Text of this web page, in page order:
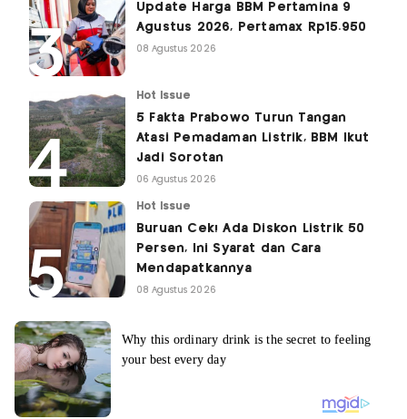
Update Harga BBM Pertamina 9
Agustus 2026, Pertamax Rp15.950
08 Agustus 2026
Hot Issue
5 Fakta Prabowo Turun Tangan
Atasi Pemadaman Listrik, BBM Ikut
Jadi Sorotan
06 Agustus 2026
Hot Issue
Buruan Cek! Ada Diskon Listrik 50
Persen, Ini Syarat dan Cara
Mendapatkannya
08 Agustus 2026